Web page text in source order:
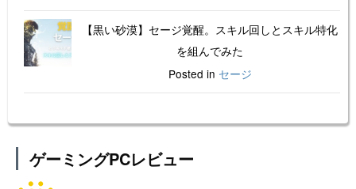
【黒い砂漠】セージ覚醒。スキル回しとスキル特化
を組んでみた
Posted in セージ
ゲーミングPCレビュー